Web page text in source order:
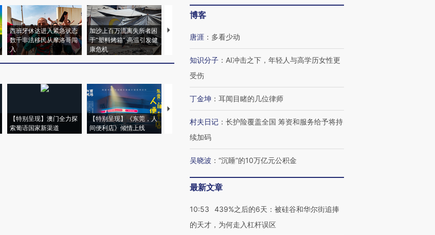
西班牙休达进入紧急状态
数千非法移民从摩洛哥闯
入
加沙上百万流离失所者困
于“塑料烤箱” 高温引发健
康危机
视线｜HYROX的吸金
术：是什么让中产们甘
心“花钱找虐”？
毒品
育部长拱下台
【特别呈现】澳门全力探
索葡语国家新渠道
【特别呈现】《东莞，人
间便利店》倾情上线
【推广】走进第四届链博
会，让数智科技“链”接产
【特别呈现】寻找100种
有意思的生活方式·第三对
【商旅对话】华住集团
CFO：不靠规模取胜，华
住三大增长引擎是什么？
博客
唐涯 ： 多看少动
知识分子 ： AI冲击之下，年轻人与高学历女性更
受伤
丁金坤 ： 耳闻目睹的几位律师
村夫日记 ： 长护险覆盖全国 筹资和服务给予将持
续加码
吴晓波 ： “沉睡”的10万亿元公积金
最新文章
10:53
439%之后的6天：被硅谷和华尔街追捧
的天才，为何走入杠杆误区